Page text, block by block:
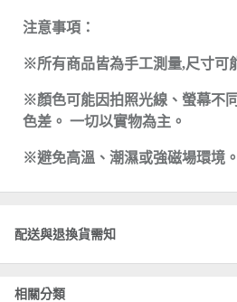
注意事項：
※所有商品皆為手工測量,尺寸可
※顏色可能因拍照光線、螢幕不
色差。 一切以實物為主。
※避免高溫、潮濕或強磁場環境。
配送與退換貨需知
相關分類